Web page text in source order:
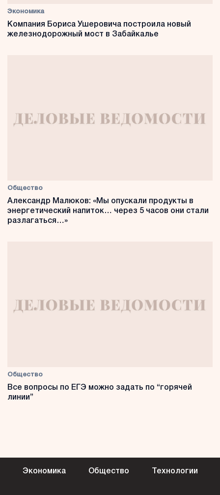
Экономика
Компания Бориса Ушеровича построила новый
железнодорожный мост в Забайкалье
Общество
Александр Малюков: «Мы опускали продукты в
энергетический напиток… через 5 часов они стали
разлагаться…»
Общество
Все вопросы по ЕГЭ можно задать по “горячей
линии”
Экономика Общество Технологии